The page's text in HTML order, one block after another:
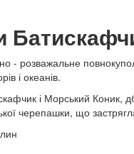
- розважальне
і океанів.
і Морський Коник,
черепашки, що